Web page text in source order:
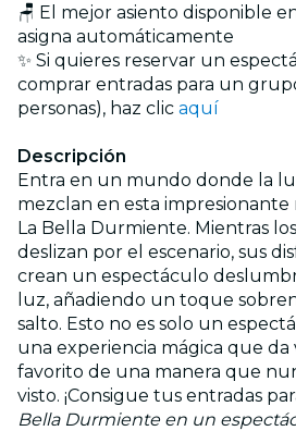
🪑 El mejor asiento disponible
asigna automáticamente
✨ Si quieres reservar un
comprar entradas para un
personas), haz clic aquí
Descripción
Entra en un mundo donde la
mezclan en esta
La Bella Durmiente. Mientras
deslizan por el escenario, sus
crean un espectáculo
luz, añadiendo un toque
salto. Esto no es solo un
una experiencia mágica que da
favorito de una manera que
visto. ¡Consigue tus entradas
Bella Durmiente en un